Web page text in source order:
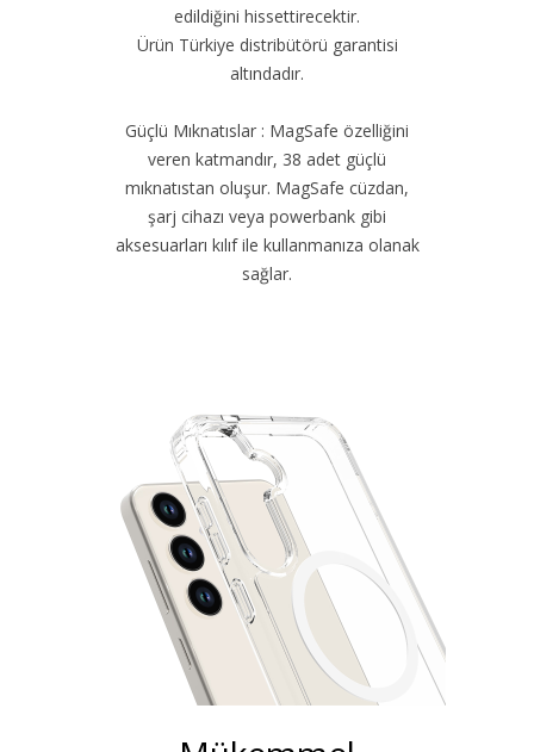
edildiğini hissettirecektir.
Ürün Türkiye distribütörü garantisi
altındadır.
Güçlü Mıknatıslar : MagSafe özelliğini
veren katmandır, 38 adet güçlü
mıknatıstan oluşur. MagSafe cüzdan,
şarj cihazı veya powerbank gibi
aksesuarları kılıf ile kullanmanıza olanak
sağlar.